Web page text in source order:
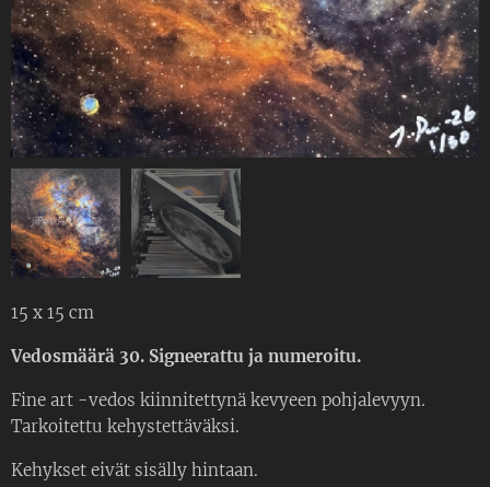
15 x 15 cm
Vedosmäärä 30. Signeerattu ja numeroitu.
Fine art -vedos kiinnitettynä kevyeen pohjalevyyn.
Tarkoitettu kehystettäväksi.
Kehykset eivät sisälly hintaan.